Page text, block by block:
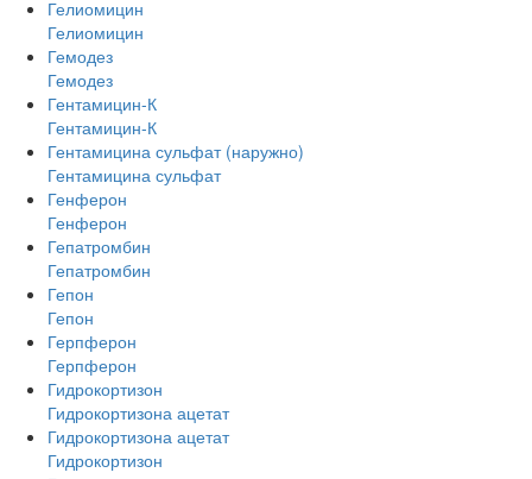
Гелиомицин
Гелиомицин
Гемодез
Гемодез
Гентамицин-К
Гентамицин-К
Гентамицина сульфат (наружно)
Гентамицина сульфат
Генферон
Генферон
Гепатромбин
Гепатромбин
Гепон
Гепон
Герпферон
Герпферон
Гидрокортизон
Гидрокортизона ацетат
Гидрокортизона ацетат
Гидрокортизон